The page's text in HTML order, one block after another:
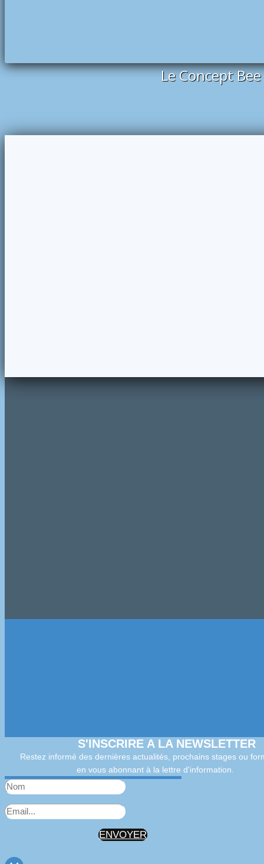
Le Concept
S'INSCRIRE A LA NEWSLETTER
Restez informé des dernières actualités, prochains stages ou
en vous abonnant à la lettre d'information.
ENVOYER